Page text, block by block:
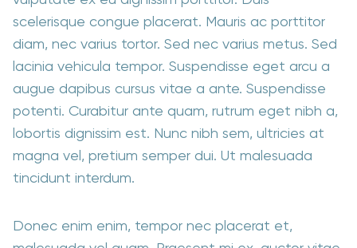
scelerisque congue placerat. Mauris ac porttitor
diam, nec varius tortor. Sed nec varius metus. Sed
lacinia vehicula tempor. Suspendisse eget arcu a
augue dapibus cursus vitae a ante. Suspendisse
potenti. Curabitur ante quam, rutrum eget nibh a,
lobortis dignissim est. Nunc nibh sem, ultricies at
magna vel, pretium semper dui. Ut malesuada
tincidunt interdum.
Donec enim enim, tempor nec placerat et,